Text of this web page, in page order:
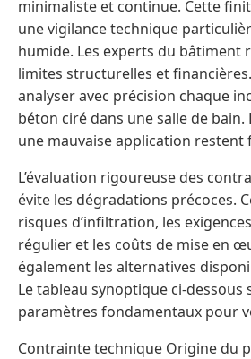
minimaliste et continue. Cette
une vigilance technique
humide. Les experts du bâtiment
limites structurelles et
analyser avec précision chaque
béton ciré dans une salle de bain.
une mauvaise application restent
L’évaluation rigoureuse des
évite les dégradations précoces.
risques d’infiltration, les
régulier et les coûts de mise en
également les alternatives
Le tableau synoptique ci-dessous
paramètres fondamentaux pour
Contrainte technique Origine du